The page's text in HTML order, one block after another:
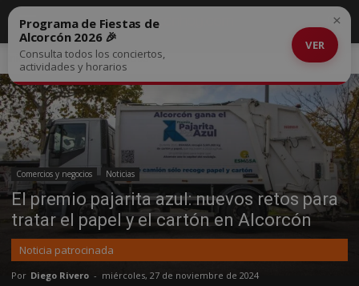
Inicio Comercios y negocios
Comercios y negocios Noticias
El premio pajarita azul: nuevos retos para
tratar el papel y el cartón en Alcorcón
Noticia patrocinada
Por Diego Rivero - miércoles, 27 de noviembre de 2024
Programa de Fiestas de
Alcorcón 2026 🎉
Consulta todos los conciertos,
actividades y horarios
VER
×